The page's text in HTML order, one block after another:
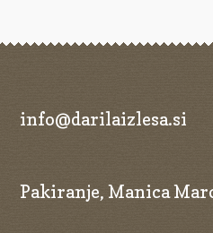
info@darilaizlesa.si
Pakiranje, Manica